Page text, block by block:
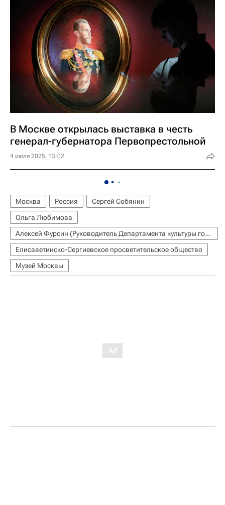
В Москве открылась выставка в честь
генерал-губернатора Первопрестольной
4 июля 2025, 13:02
Москва Россия
Сергей Собянин
Ольга Любимова
Алексей Фурсин (Руководитель Департамента культуры города Москвы)
Елисаветинско-Сергиевское просветительское общество
Музей Москвы